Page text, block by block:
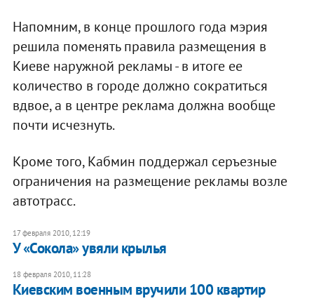
Напомним, в конце прошлого года мэрия
решила поменять правила размещения в
Киеве наружной рекламы - в итоге ее
количество в городе должно сократиться
вдвое, а в центре реклама должна вообще
почти исчезнуть.
Кроме того, Кабмин поддержал серъезные
ограничения на размещение рекламы возле
автотрасс.
17 февраля 2010, 12:19
У «Сокола» увяли крылья
18 февраля 2010, 11:28
Киевским военным вручили 100 квартир